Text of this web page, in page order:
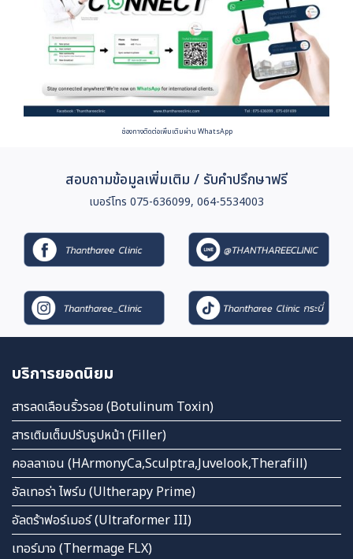
ช่องทางติดต่อเพิ่มเติมผ่าน WhatsApp
สอบถามข้อมูลเพิ่มเติม / รับคำปรึกษาฟรี
เบอร์โทร 075-636099, 064-5534003
บริการยอดนิยม
สารลดเลือนริ้วรอย (Botulinum Toxin)
สารเติมเต็มปรับรูปหน้า (Filler)
คอลลาเจน (HArmonyCa,Sculptra,Juvelook,Therafill)
อัลเทอร่า ไพร์ม (Ultherapy Prime)
อัลตร้าฟอร์เมอร์ (Ultraformer III)
เทอร์มาจ (Thermage FLX)